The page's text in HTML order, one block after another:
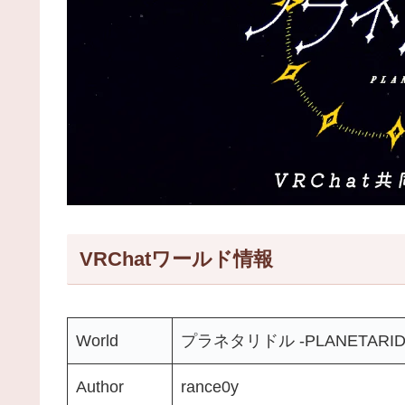
VRChatワールド情報
World プラネタリドル -
Author rance0y